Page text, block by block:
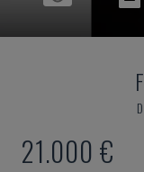
21.000 €